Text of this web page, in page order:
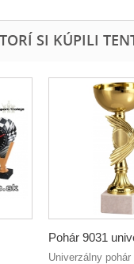
SI KÚPILI
Pohár 9031
Univerzálny